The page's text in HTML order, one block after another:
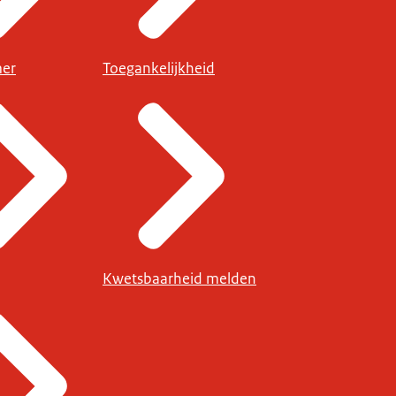
Toegankelijkheid
Kwetsbaarheid melden